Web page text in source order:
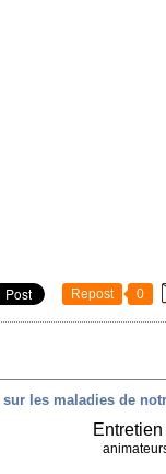
Repost 0
les maladies de